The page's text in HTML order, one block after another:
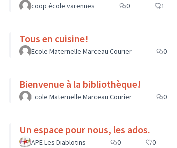
coop école varennes 0 1
Tous en cuisine!
Ecole Maternelle Marceau Courier 0
Bienvenue à la bibliothèque!
Ecole Maternelle Marceau Courier 0
Un espace pour nous, les ados.
APE Les Diablotins 0 0